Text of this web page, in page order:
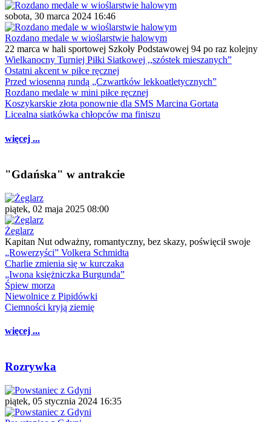
sobota, 30 marca 2024 16:46
Rozdano medale w wioślarstwie halowym
22 marca w hali sportowej Szkoły Podstawowej 94 po raz kolejny
Wielkanocny Turniej Piłki Siatkowej ,,szóstek mieszanych”
Ostatni akcent w piłce ręcznej
Przed wiosenną rundą „Czwartków lekkoatletycznych”
Rozdano medale w mini piłce ręcznej
Koszykarskie złota ponownie dla SMS Marcina Gortata
Licealna siatkówka chłopców ma finiszu
więcej ...
"Gdańska" w antrakcie
piątek, 02 maja 2025 08:00
Żeglarz
Kapitan Nut odważny, romantyczny, bez skazy, poświęcił swoje
„Rowerzyści” Volkera Schmidta
Charlie zmienia się w kurczaka
„Iwona księżniczka Burgunda”
Śpiew morza
Niewolnice z Pipidówki
Ciemności kryją ziemię
więcej ...
Rozrywka
piątek, 05 stycznia 2024 16:35